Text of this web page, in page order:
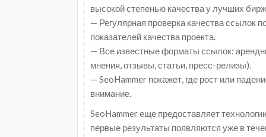
высокой степенью качества у лучших
— Регулярная проверка качества ссылок
показателей качества проекта.
— Все известные форматы ссылок:
мнения, отзывы, статьи, пресс-релизы).
— SeoHammer покажет, где рост или
внимание.
SeoHammer еще предоставляет
первые результаты появляются уже в